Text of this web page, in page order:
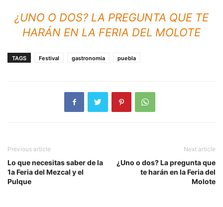
¿UNO O DOS? LA PREGUNTA QUE TE
HARÁN EN LA FERIA DEL MOLOTE
TAGS Festival gastronomia puebla
Previous article
Lo que necesitas saber de la
1a Feria del Mezcal y el
Pulque
Next article
¿Uno o dos? La pregunta que
te harán en la Feria del
Molote